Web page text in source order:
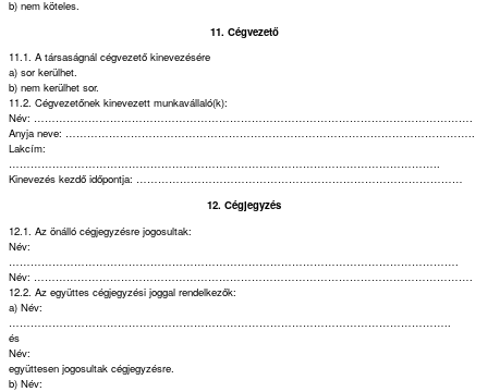
b) nem köteles.
11. Cégvezető
11.1. A társaságnál cégvezető kinevezésére
a) sor kerülhet.
b) nem kerülhet sor.
11.2. Cégvezetőnek kinevezett munkavállaló(k):
Név: ………………………………………………………………………………………………………….
Anyja neve: …………………………………………………………………………………………………..
Lakcím:
………………………………………………………………………………………………………..
Kinevezés kezdő időpontja: ………………………………………………………………………………
12. Cégjegyzés
12.1. Az önálló cégjegyzésre jogosultak:
Név:
Név: ………………………………………………………………………………………………………….
12.2. Az együttes cégjegyzési joggal rendelkezők:
a) Név:
és
Név:
együttesen jogosultak cégjegyzésre.
b) Név: